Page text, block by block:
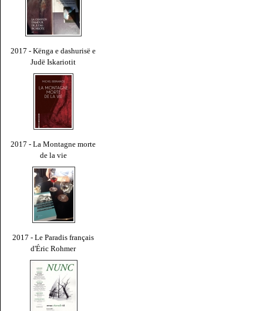
2017 - Kënga e dashurisë e
Judë Iskariotit
2017 - La Montagne morte
de la vie
2017 - Le Paradis français
d'Éric Rohmer